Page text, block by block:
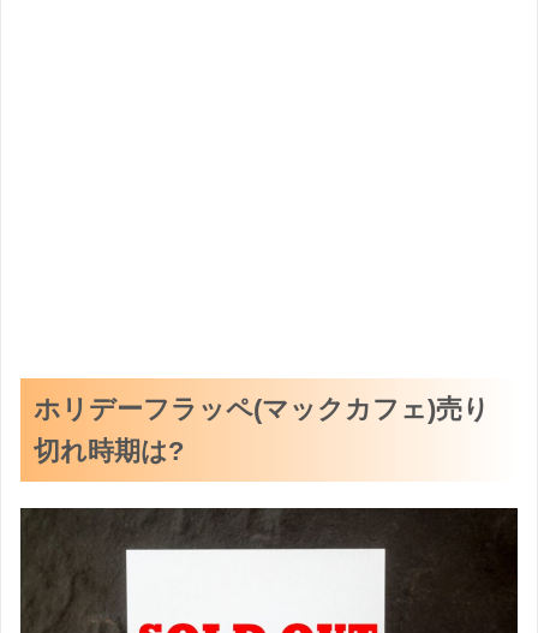
ホリデーフラッペ(マックカフェ)売り
切れ時期は?